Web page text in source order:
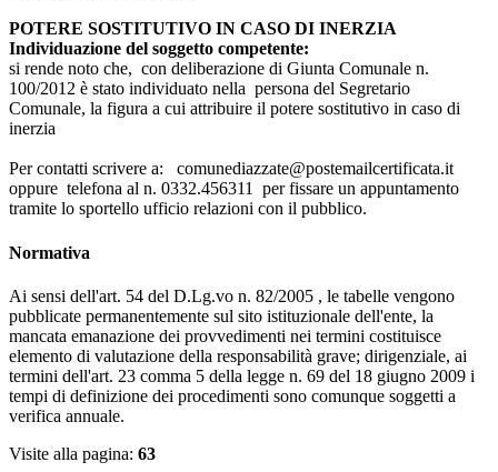
POTERE SOSTITUTIVO IN CASO DI INERZIA
Individuazione del soggetto competente:
si rende noto che, con deliberazione di Giunta Comunale n.
100/2012 è stato individuato nella persona del Segretario
Comunale, la figura a cui attribuire il potere sostitutivo in caso di
inerzia
Per contatti scrivere a: comunediazzate@postemailcertificata.it
oppure telefona al n. 0332.456311 per fissare un appuntamento
tramite lo sportello ufficio relazioni con il pubblico.
Normativa
Ai sensi dell'art. 54 del D.Lg.vo n. 82/2005 , le tabelle vengono
pubblicate permanentemente sul sito istituzionale dell'ente, la
mancata emanazione dei provvedimenti nei termini costituisce
elemento di valutazione della responsabilità grave; dirigenziale, ai
termini dell'art. 23 comma 5 della legge n. 69 del 18 giugno 2009 i
tempi di definizione dei procedimenti sono comunque soggetti a
verifica annuale.
Visite alla pagina: 63